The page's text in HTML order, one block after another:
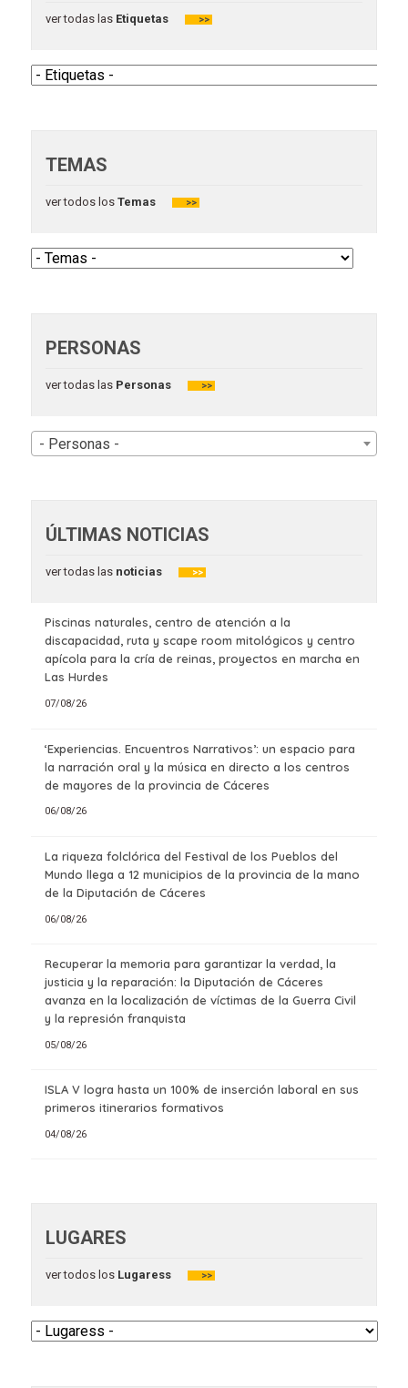
ver todas las Etiquetas >>
TEMAS
ver todos losTemas >>
PERSONAS
ver todas lasPersonas >>
- Personas -
ÚLTIMAS NOTICIAS
ver todas lasnoticias >>
Piscinas naturales, centro de atención a la
discapacidad, ruta y scape room mitológicos y centro
apícola para la cría de reinas, proyectos en marcha en
Las Hurdes
07/08/26
‘Experiencias. Encuentros Narrativos’: un espacio para
la narración oral y la música en directo a los centros
de mayores de la provincia de Cáceres
06/08/26
La riqueza folclórica del Festival de los Pueblos del
Mundo llega a 12 municipios de la provincia de la mano
de la Diputación de Cáceres
06/08/26
Recuperar la memoria para garantizar la verdad, la
justicia y la reparación: la Diputación de Cáceres
avanza en la localización de víctimas de la Guerra Civil
y la represión franquista
05/08/26
ISLA V logra hasta un 100% de inserción laboral en sus
primeros itinerarios formativos
04/08/26
LUGARES
ver todos losLugaress >>